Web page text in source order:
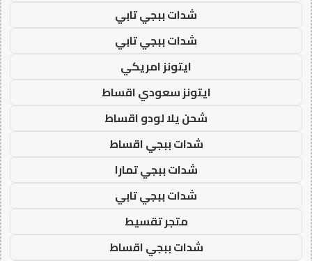
شدات ببجي تابي
شدات ببجي تابي
ايتونز امريكي
ايتونز سعودي اقساط
شحن يلا لودو اقساط
شدات ببجي اقساط
شدات ببجي تمارا
شدات ببجي تابي
متجر تقسيط
شدات ببجي اقساط